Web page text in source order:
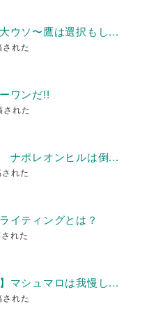
ウソ〜鷹は選択もし...
れた
ワンだ!!
れた
ナポレオンヒルは倒...
れた
イティングとは？
れた
マシュマロは我慢し...
れた